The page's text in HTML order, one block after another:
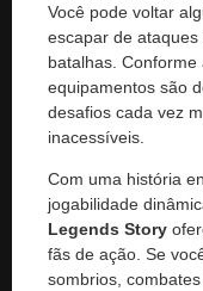
Você pode voltar
escapar de
batalhas.
equipamentos são
desafios cada vez
inacessíveis.
Com uma história
jogabilidade
Legends Story
fãs de ação. Se
sombrios,